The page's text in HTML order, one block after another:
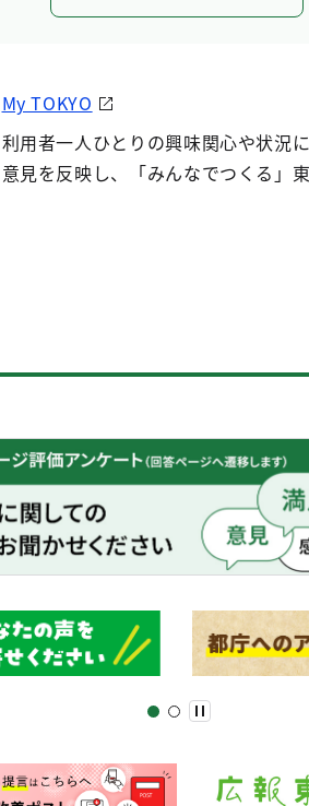
My TOKYO
利用者一人ひとりの興味関心や状況
意見を反映し、「みんなでつくる」